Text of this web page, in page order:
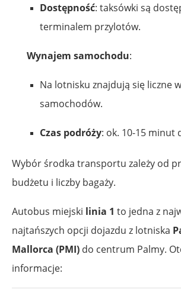
Dostępność: taksówki są
terminalem przylotów.
Wynajem samochodu:
Na lotnisku znajdują się liczne
samochodów.
Czas podróży: ok. 10-15 minut
Wybór środka transportu zależy od
budżetu i liczby bagaży.
Autobus miejski linia 1 to jedna z
najtańszych opcji dojazdu z lotniska
Mallorca (PMI) do centrum Palmy.
informacje: